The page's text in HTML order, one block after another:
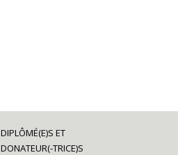
DIPLÔMÉ(E)S ET
DONATEUR(-TRICE)S